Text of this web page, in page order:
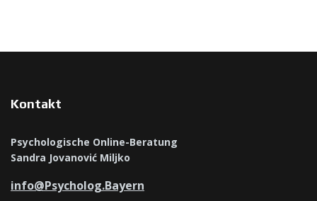
Kontakt
Psychologische Online-Beratung
Sandra Jovanović Miljko
info@Psycholog.Bayern